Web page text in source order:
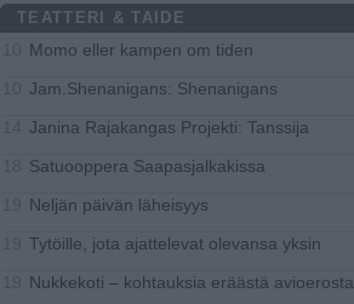
TEATTERI & TAIDE
Momo eller kampen om tiden
Jam.Shenanigans: Shenanigans
Janina Rajakangas Projekti: Tanssija
Satuooppera Saapasjalkakissa
Neljän päivän läheisyys
Tytöille, jota ajattelevat olevansa yksin
Nukkekoti – kohtauksia eräästä avioerosta